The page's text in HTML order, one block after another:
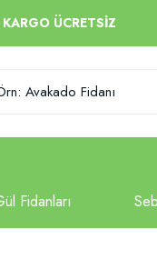
KARGO ÜCRETSİZ